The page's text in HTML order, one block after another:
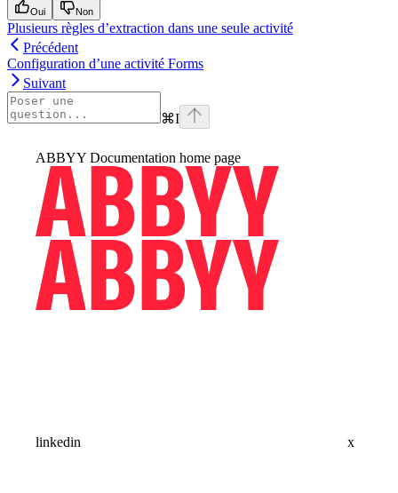
Oui Non
Plusieurs règles d’extraction dans une seule activité
Précédent
Configuration d’une activité Forms
Suivant
⌘I
ABBYY Documentation home page
linkedin x